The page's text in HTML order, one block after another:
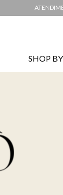
SHOP BY